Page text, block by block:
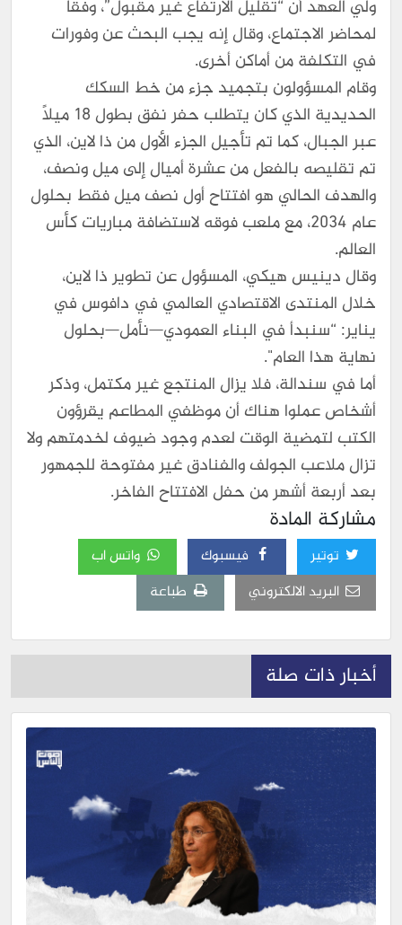
ولي العهد أن “تقليل الارتفاع غير مقبول”، وفقًا
لمحاضر الاجتماع، وقال إنه يجب البحث عن وفورات
في التكلفة من أماكن أخرى.
وقام المسؤولون بتجميد جزء من خط السكك
الحديدية الذي كان يتطلب حفر نفق بطول 18 ميلًا
عبر الجبال، كما تم تأجيل الجزء الأول من ذا لاين، الذي
تم تقليصه بالفعل من عشرة أميال إلى ميل ونصف،
والهدف الحالي هو افتتاح أول نصف ميل فقط بحلول
عام 2034، مع ملعب فوقه لاستضافة مباريات كأس
العالم.
وقال دينيس هيكي، المسؤول عن تطوير ذا لاين،
خلال المنتدى الاقتصادي العالمي في دافوس في
يناير: “سنبدأ في البناء العمودي—نأمل—بحلول
نهاية هذا العام".
أما في سندالة، فلا يزال المنتجع غير مكتمل، وذكر
أشخاص عملوا هناك أن موظفي المطاعم يقرؤون
الكتب لتمضية الوقت لعدم وجود ضيوف لخدمتهم ولا
تزال ملاعب الجولف والفنادق غير مفتوحة للجمهور
بعد أربعة أشهر من حفل الافتتاح الفاخر.
مشاركة المادة
توتير فيسبوك
واتس اب
البريد الالكتروني
طباعة
أخبار ذات صلة